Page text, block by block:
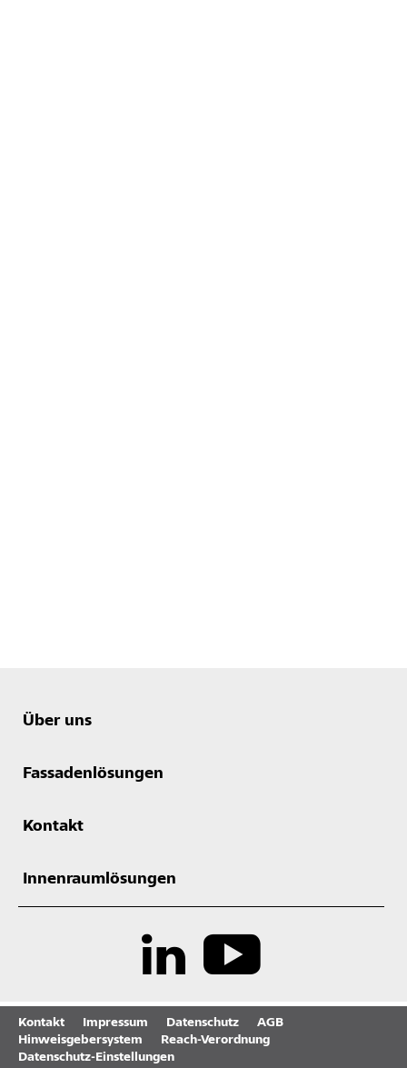
Über uns
Fassadenlösungen
Kontakt
Innenraumlösungen
Kontakt Impressum Datenschutz
AGB
Hinweisgebersystem
Reach-Verordnung
Datenschutz-Einstellungen